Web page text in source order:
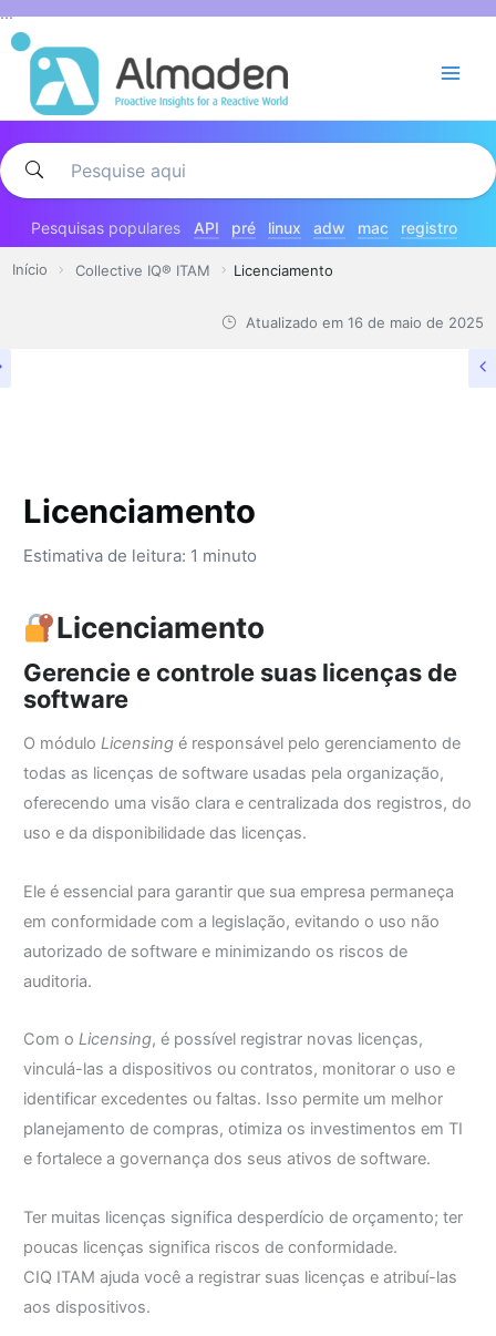
...Pular
para
conteúdo
Pesquisas populares API pré linux adw mac registro
Início Collective IQ® ITAM Licenciamento
Atualizado em 16 de maio de 2025
Licenciamento
Estimativa de leitura: 1 minuto
Licenciamento
Gerencie e controle suas licenças de
software
O módulo Licensingé responsável pelo gerenciamento de
todas as licenças de software usadas pela organização,
oferecendo uma visão clara e centralizada dos registros, do
uso e da disponibilidade das licenças.
Ele é essencial para garantir que sua empresa permaneça
em conformidade com a legislação, evitando o uso não
autorizado de software e minimizando os riscos de
auditoria.
Com o Licensing, é possível registrar novas licenças,
vinculá-las a dispositivos ou contratos, monitorar o uso e
identificar excedentes ou faltas. Isso permite um melhor
planejamento de compras, otimiza os investimentos em TI
e fortalece a governança dos seus ativos de software.
Ter muitas licenças significa desperdício de orçamento; ter
poucas licenças significa riscos de conformidade.
CIQ ITAM ajuda você a registrar suas licenças e atribuí-las
aos dispositivos.